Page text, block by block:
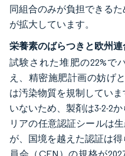
同組合のみが負担できる
が拡大しています。
栄養素のばらつきと欧州
試験された堆肥の22%で
え、精密施肥計画の妨げ
は汚染物質を規制してい
いないため、製剤は3-2-2
リアの任意認証シールは
が、国境を越えた認証は